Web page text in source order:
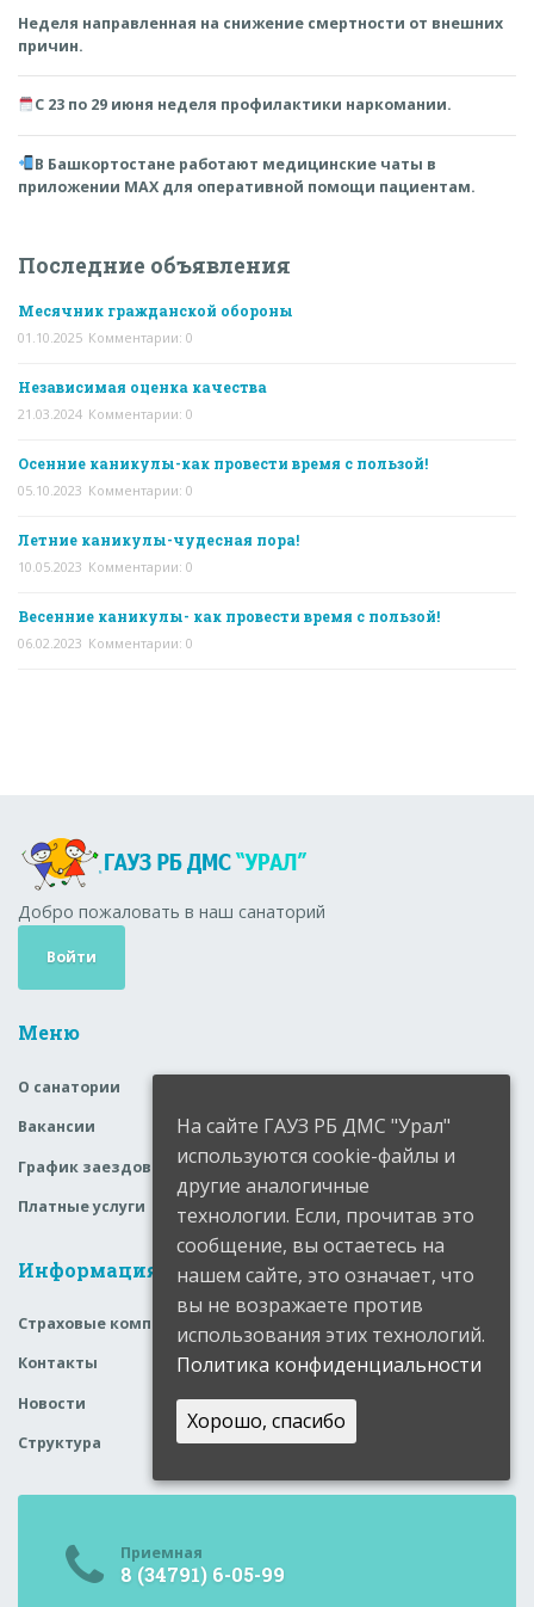
Неделя направленная на снижение смертности от внешних
причин.
С 23 по 29 июня неделя профилактики наркомании.
В Башкортостане работают медицинские чаты в
приложении MAX для оперативной помощи пациентам.
Последние объявления
Месячник гражданской обороны
01.10.2025 Комментарии: 0
Независимая оценка качества
21.03.2024 Комментарии: 0
Осенние каникулы-как провести время с пользой!
05.10.2023 Комментарии: 0
Летние каникулы-чудесная пора!
10.05.2023 Комментарии: 0
Весенние каникулы- как провести время с пользой!
06.02.2023 Комментарии: 0
Добро пожаловать в наш санаторий
Войти
Меню
О санатории
Вакансии
График заездов
Платные услуги
Информация
Страховые компании
Контакты
Новости
Структура
Приемная
8 (34791) 6-05-99
На сайте ГАУЗ РБ ДМС "Урал"
используются cookie-файлы и
другие аналогичные
технологии. Если, прочитав это
сообщение, вы остаетесь на
нашем сайте, это означает, что
вы не возражаете против
использования этих технологий.
Политика конфиденциальности
Хорошо, спасибо